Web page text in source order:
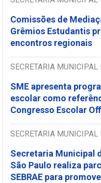
Comissões de
Grêmios Estudantis
encontros regionais
SECRETARIA MUNICIPAL
SME apresenta
escolar como
Congresso Escolar
SECRETARIA MUNICIPAL
Secretaria Municipal
São Paulo realiza
SEBRAE para